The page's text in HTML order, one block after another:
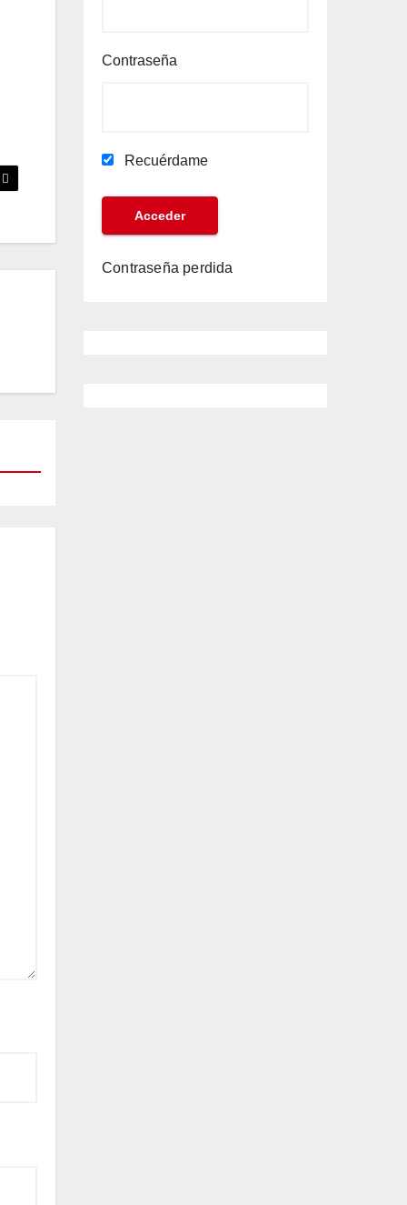
Contraseña
Recuérdame
Contraseña perdida